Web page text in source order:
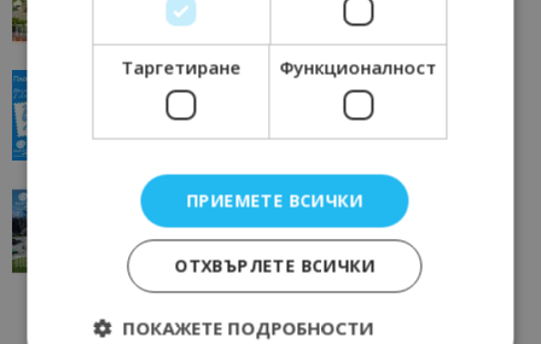
Петрич
“Пощенска картичка от…”: Пловдив, градът на
всички времена
Пловдив 23/06/2026 10:00
“Пощенска картичка от…”: Перник – град на
традициите, културата и вдъхновяващите...
Таргетиране Функционалност
ПРИЕМЕТЕ ВСИЧКИ
ОТХВЪРЛЕТЕ ВСИЧКИ
ПОКАЖЕТЕ ПОДРОБНОСТИ